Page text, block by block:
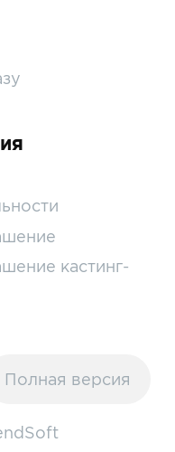
кастинг-
Полная версия